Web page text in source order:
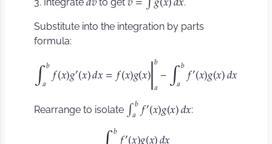
𝑑𝑣 𝑣= ∫ 𝑔(𝑥)𝑑𝑥
Substitute into the integration by parts
formula:
∫
𝑏
𝑎
𝑓(𝑥)𝑔′(𝑥)𝑑𝑥 = 𝑓(𝑥)𝑔(𝑥)
𝑏
𝑎
− ∫
𝑏
𝑎
𝑓′(𝑥)𝑔(𝑥)𝑑𝑥
Rearrange to isolate ∫𝑏
𝑎 𝑓′(𝑥)𝑔(𝑥)𝑑𝑥:
𝑏
′